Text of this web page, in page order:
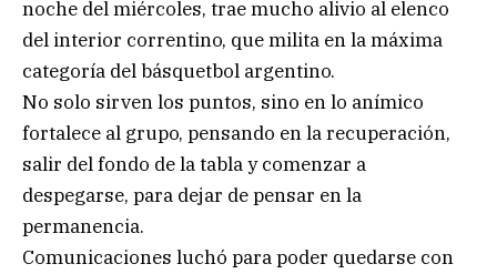
noche del miércoles, trae mucho alivio al elenco
del interior correntino, que milita en la máxima
categoría del básquetbol argentino.
No solo sirven los puntos, sino en lo anímico
fortalece al grupo, pensando en la recuperación,
salir del fondo de la tabla y comenzar a
despegarse, para dejar de pensar en la
permanencia.
Comunicaciones luchó para poder quedarse con